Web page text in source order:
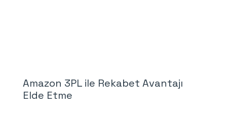
Amazon 3PL ile Rekabet Avantajı
Elde Etme